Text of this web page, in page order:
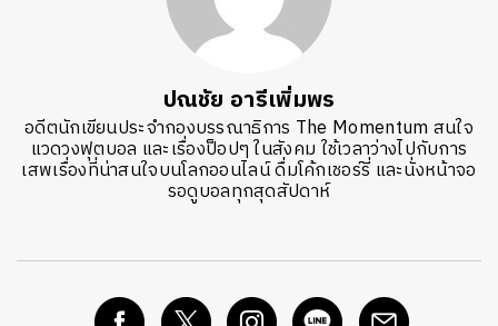
ปณชัย อารีเพิ่มพร
อดีตนักเขียนประจำกองบรรณาธิการ The Momentum สนใจ
แวดวงฟุตบอล และเรื่องป็อปๆ ในสังคม ใช้เวลาว่างไปกับการ
เสพเรื่องที่น่าสนใจบนโลกออนไลน์ ดื่มโค้กเชอร์รี่ และนั่งหน้าจอ
รอดูบอลทุกสุดสัปดาห์